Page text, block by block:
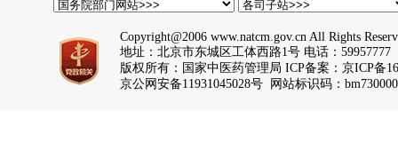
Copyright@2006 www.natcm.gov.cn All Rights
地址：北京市东城区工体西路1号 电话：59957777
版权所有：国家中医药管理局 ICP备案： 京ICP备
京公网安备11931045028号 网站标识码：